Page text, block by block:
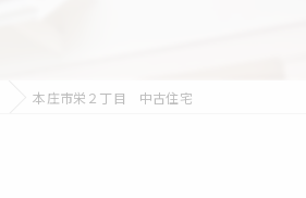
本庄市栄２丁目 中古住宅